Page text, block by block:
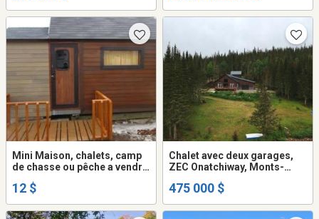
Mini Maison, chalets, camp
de chasse ou pêche a vendre
12 $
Chalet avec deux garages,
ZEC Onatchiway, Monts-
475 000 $